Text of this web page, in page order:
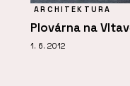
ARCHITEKTURA
Plovárna na
1. 6. 2012